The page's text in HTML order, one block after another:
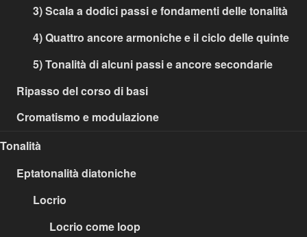
3) Scala a dodici passi e fondamenti delle tonalità
4) Quattro ancore armoniche e il ciclo delle quinte
5) Tonalità di alcuni passi e ancore secondarie
Ripasso del corso di basi
Cromatismo e modulazione
Tonalità
Eptatonalità diatoniche
Locrio
Locrio come loop